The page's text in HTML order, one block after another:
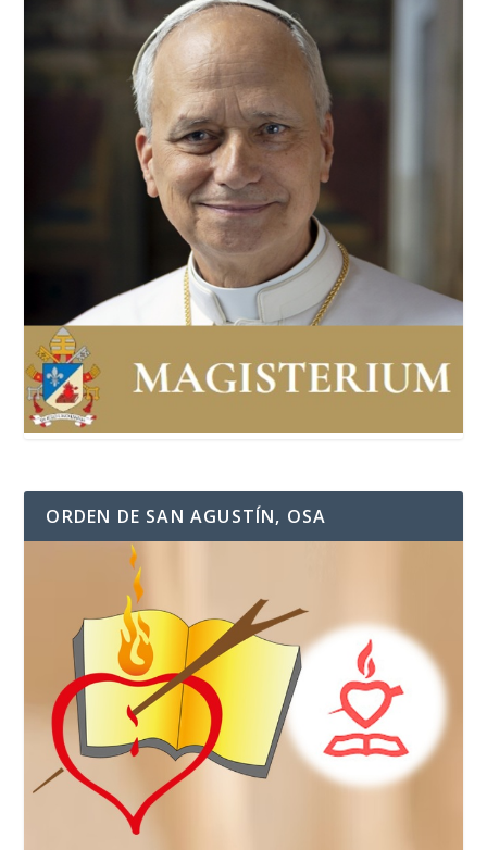
ORDEN DE SAN AGUSTÍN, OSA